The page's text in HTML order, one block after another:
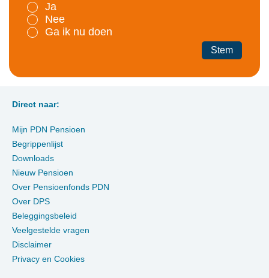
Ja
Nee
Ga ik nu doen
Stem
Direct naar:
Mijn PDN Pensioen
Begrippenlijst
Downloads
Nieuw Pensioen
Over Pensioenfonds PDN
Over DPS
Beleggingsbeleid
Veelgestelde vragen
Disclaimer
Privacy en Cookies